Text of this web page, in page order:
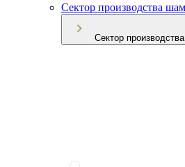
Сектор производства
Сектор